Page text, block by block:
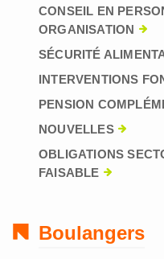
CONSEIL EN
ORGANISATION
SÉCURITÉ
INTERVENTIONS
PENSION
NOUVELLES
OBLIGATIONS
FAISABLE
Boulangers